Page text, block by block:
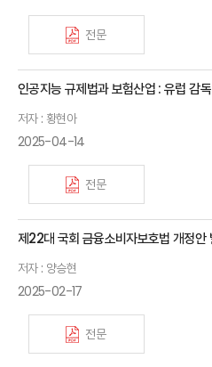
전문
인공지능 규제법과 보험산업 : 유럽 감
저자 : 황현아
2025-04-14
전문
제22대 국회 금융소비자보호법 개정안
저자 : 양승현
2025-02-17
전문